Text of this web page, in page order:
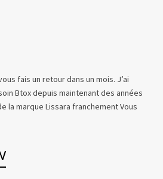
fais un retour dans un mois. J’ai
Btox depuis maintenant des années
la marque Lissara franchement Vous